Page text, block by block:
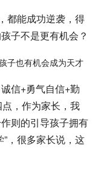
都能成功逆袭，得
子不是更有机会？
信+勇气自信+勤
，作为家长，我
则的引导孩子拥有
，很多家长说，这